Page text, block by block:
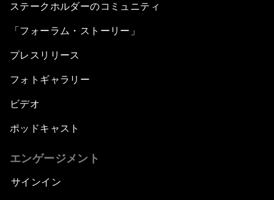
ステークホルダーのコミュニティ
「フォーラム・ストーリー」
プレスリリース
フォトギャラリー
ビデオ
ポッドキャスト
エンゲージメント
サインイン